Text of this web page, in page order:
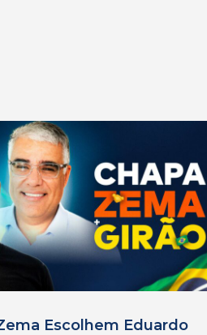
Escolhem Eduardo